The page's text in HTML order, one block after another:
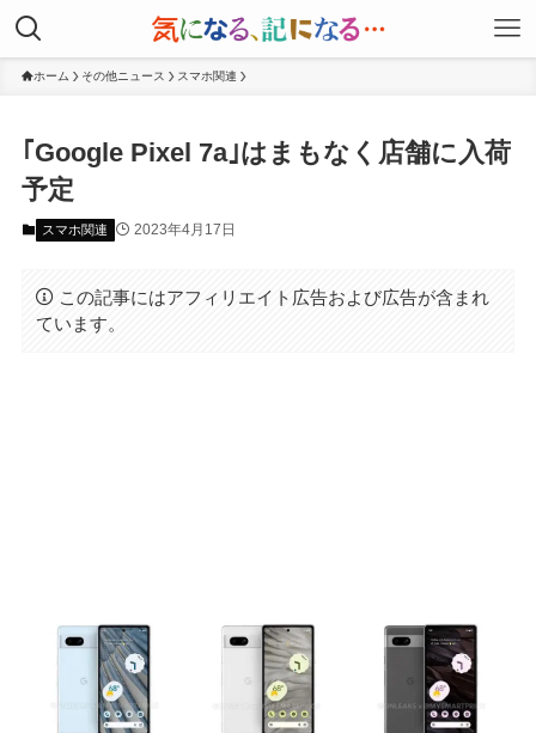
ホーム その他ニュース スマホ関連
｢Google Pixel 7a｣はまもなく店舗に入荷
予定
スマホ関連 2023年4月17日
この記事にはアフィリエイト広告および広告が含まれ
ています。